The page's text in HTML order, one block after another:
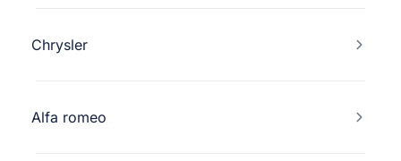
Chrysler
Alfa romeo